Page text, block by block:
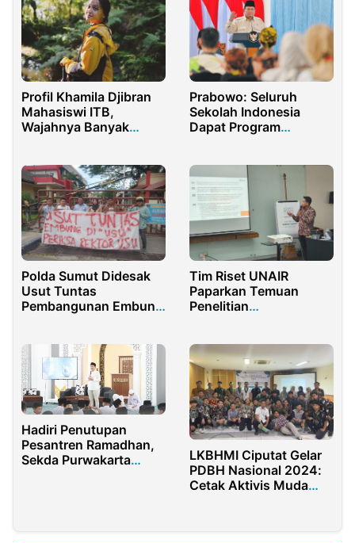
Profil Khamila Djibran
Mahasiswi ITB,
Wajahnya Banyak
2025
Prabowo: Seluruh
Sekolah Indonesia
Dapat Program
Polda Sumut Didesak
Usut Tuntas
Pembangunan Embung
Tim Riset UNAIR
Paparkan Temuan
Penelitian
Indonesia, Soroti
Otonomi dan Akses
Sumber Daya sebagai
Tantangan Utama
Hadiri Penutupan
Pesantren Ramadhan,
Sekda Purwakarta
LKBHMI Ciputat Gelar
PDBH Nasional 2024:
Cetak Aktivis Muda